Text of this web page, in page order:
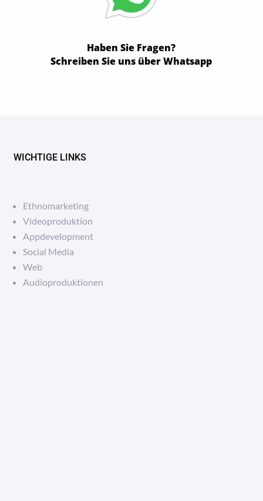
Haben Sie Fragen?
Schreiben Sie uns über Whatsapp
WICHTIGE LINKS
Ethnomarketing
Videoproduktion
Appdevelopment
Social Media
Web
Audioproduktionen